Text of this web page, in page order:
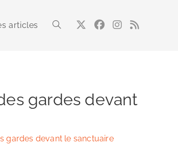
articles Toggle
gardes devant
gardes devant le sanctuaire